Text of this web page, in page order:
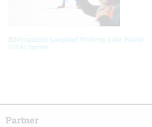
Bildergalerie Langlauf Weltcup Lake Placid
(USA) Sprint
Partner